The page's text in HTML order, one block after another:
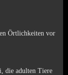
Örtlichkeiten vor
die adulten Tiere